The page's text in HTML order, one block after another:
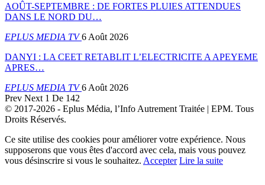
AOÛT-SEPTEMBRE : DE FORTES PLUIES ATTENDUES
DANS LE NORD DU…
EPLUS MEDIA TV6 Août 2026
DANYI : LA CEET RETABLIT L’ELECTRICITE A APEYEME
APRES…
EPLUS MEDIA TV6 Août 2026
Prev Next 1 De 142
© 2017-2026 - Eplus Média, l’Info Autrement Traitée | EPM. Tous
Droits Réservés.
Ce site utilise des cookies pour améliorer votre expérience. Nous
supposerons que vous êtes d'accord avec cela, mais vous pouvez
vous désinscrire si vous le souhaitez. Accepter Lire la suite